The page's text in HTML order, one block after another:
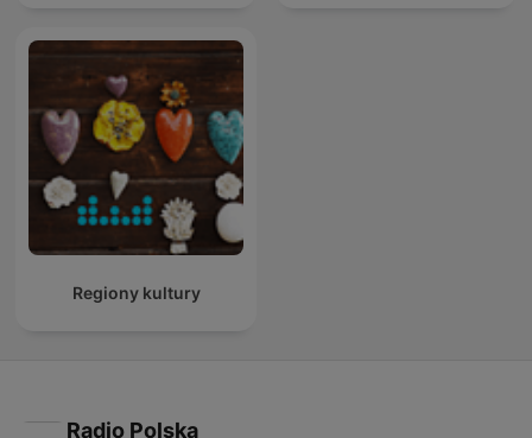
Regiony kultury
Radio Polska